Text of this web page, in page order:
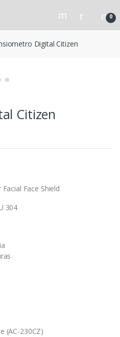
0
Digital Citizen
Citizen
Face Shield
304
(AC-230CZ)